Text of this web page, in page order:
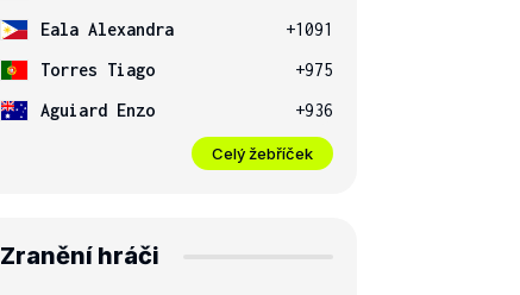
Eala Alexandra
+1091
Torres Tiago
+975
Aguiard Enzo
+936
Celý žebříček
Zranění hráči